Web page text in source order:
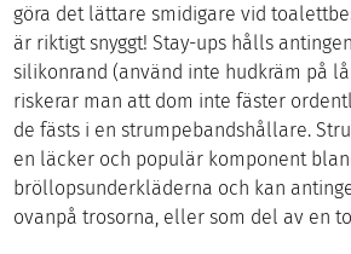
göra det lättare smidigare vid
är riktigt snyggt! Stay-ups hålls
silikonrand (använd inte hudkräm på
riskerar man att dom inte fäster
de fästs i en strumpebandshållare.
en läcker och populär komponent
bröllopsunderkläderna och kan
ovanpå trosorna, eller som del av en